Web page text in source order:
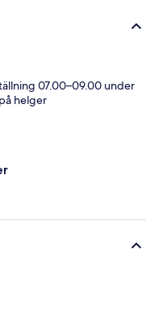
07.00–09.00 under
helger